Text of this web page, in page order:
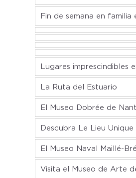
Fin de semana en familia
Lugares imprescindibles
La Ruta del Estuario
El Museo Dobrée de
Descubra Le Lieu Unique
El Museo Naval Maillé-
Visita el Museo de Arte